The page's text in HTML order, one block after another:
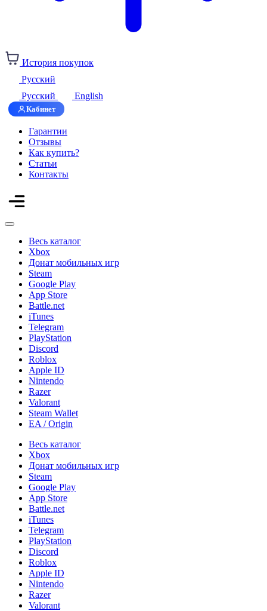
История покупок
Русский
Русский
English
Кабинет
Гарантии
Отзывы
Как купить?
Статьи
Контакты
Весь каталог
Xbox
Донат мобильных игр
Steam
Google Play
App Store
Battle.net
iTunes
Telegram
PlayStation
Discord
Roblox
Apple ID
Nintendo
Razer
Valorant
Steam Wallet
EA / Origin
Весь каталог
Xbox
Донат мобильных игр
Steam
Google Play
App Store
Battle.net
iTunes
Telegram
PlayStation
Discord
Roblox
Apple ID
Nintendo
Razer
Valorant